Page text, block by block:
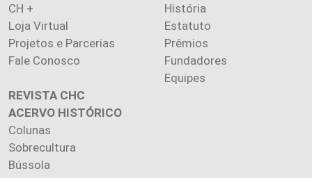
CH +
Loja Virtual
Projetos e Parcerias
Fale Conosco
História
Estatuto
Prêmios
Fundadores
Equipes
REVISTA CHC
ACERVO HISTÓRICO
Colunas
Sobrecultura
Bússola